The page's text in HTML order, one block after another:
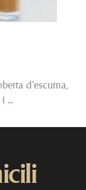
d'escuma,
...